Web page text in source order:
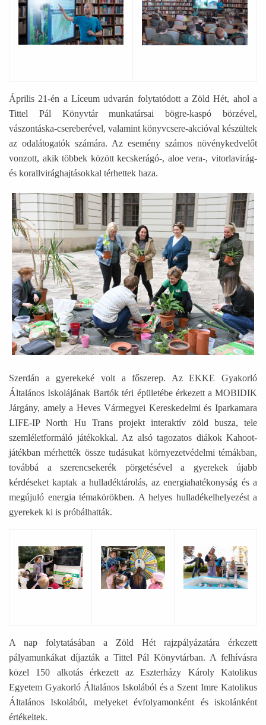
Április 21-én a Líceum udvarán folytatódott a Zöld Hét, ahol a
Tittel Pál Könyvtár munkatársai bögre-kaspó börzével,
vászontáska-csereberével, valamint könyvcsere-akcióval készültek
az odalátogatók számára. Az esemény számos növénykedvelőt
vonzott, akik többek között kecskerágó-, aloe vera-, vitorlavirág-
és korallvirághajtásokkal térhettek haza.
Ábra képaláírással: Emberek mosolyognak a Líceum
Szerdán a gyerekeké volt a főszerep. Az EKKE Gyakorló
Általános Iskolájának Bartók téri épületébe érkezett a MOBIDIK
Járgány, amely a Heves Vármegyei Kereskedelmi és Iparkamara
LIFE-IP North Hu Trans projekt interaktív zöld busza, tele
szemléletformáló játékokkal. Az alsó tagozatos diákok Kahoot-
játékban mérhették össze tudásukat környezetvédelmi témákban,
továbbá a szerencsekerék pörgetésével a gyerekek újabb
kérdéseket kaptak a hulladéktárolás, az energiahatékonyság és a
megújuló energia témakörökben. A helyes hulladékelhelyezést a
gyerekek ki is próbálhatták.
Ábra képaláírással: Egy nő egy autóból mutatja a
Ábra képaláírással: Egy játékos
Ábra
A nap folytatásában a Zöld Hét rajzpályázatára érkezett
pályamunkákat díjazták a Tittel Pál Könyvtárban. A felhívásra
közel 150 alkotás érkezett az Eszterházy Károly Katolikus
Egyetem Gyakorló Általános Iskolából és a Szent Imre Katolikus
Általános Iskolából, melyeket évfolyamonként és iskolánként
értékeltek.